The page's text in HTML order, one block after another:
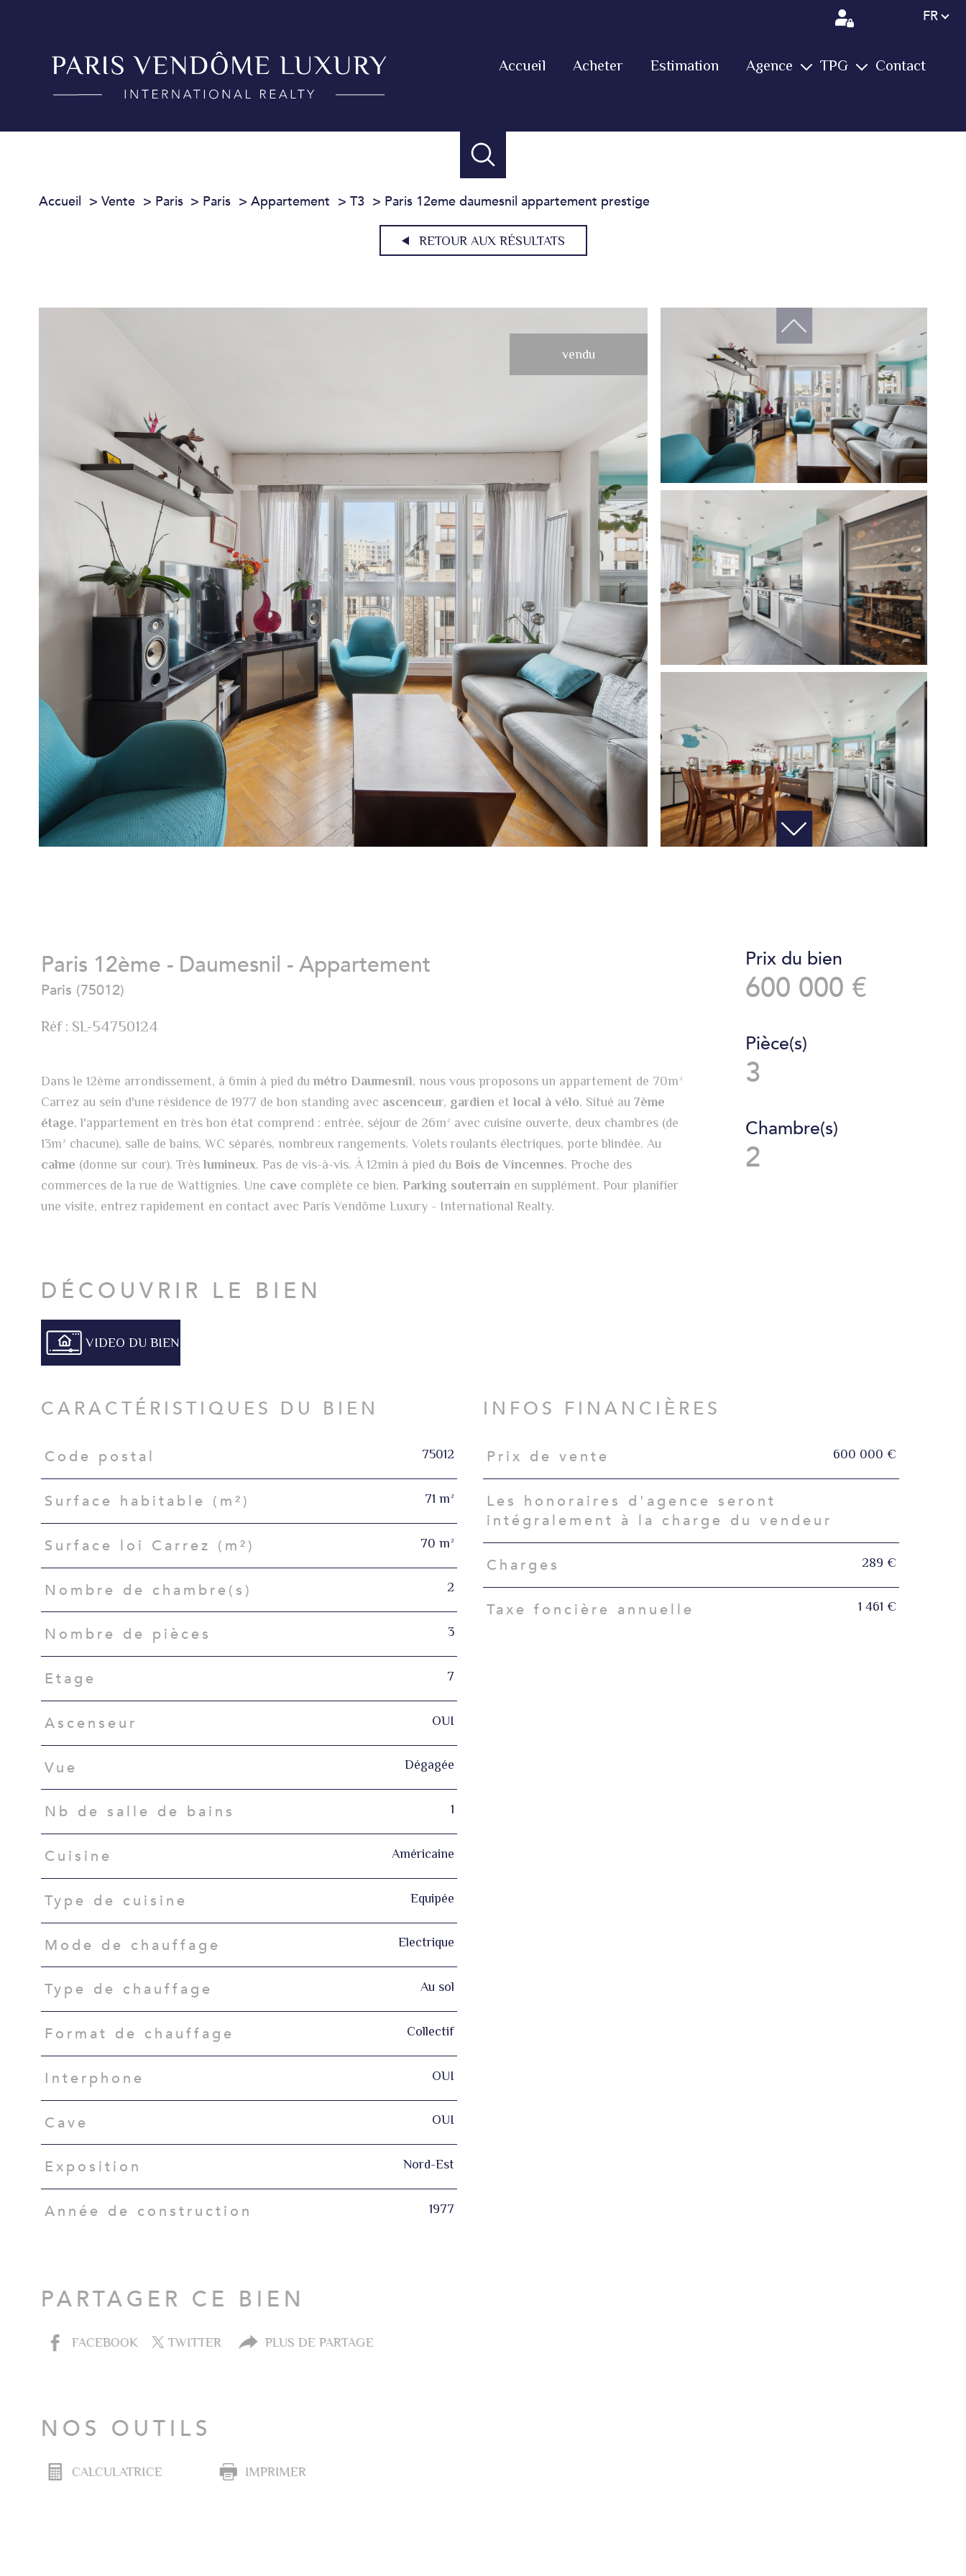
Langue
FR
Accueil Acheter Estimation Agence TPG Contact
Accueil Vente Paris Paris Appartement T3 Paris 12eme daumesnil appartement prestige
RETOUR AUX RÉSULTATS
vendu
Paris 12ème - Daumesnil - Appartement
Paris (75012)
Réf : SL-54750124
Dans le 12ème arrondissement, à 6min à pied dumétro Daumesnil, nous vous proposons un appartement de 70m²
Carrez au sein d'une résidence de 1977 de bon standing avec ascenceur, gardien et local à vélo. Situé au 7ème
étage, l'appartement en très bon état comprend : entrée, séjour de 26m² avec cuisine ouverte, deux chambres (de
13m² chacune), salle de bains, WC séparés, nombreux rangements. Volets roulants électriques, porte blindée. Au
calme (donne sur cour). Trèslumineux. Pas de vis-à-vis. À 12min à pied du Bois de Vincennes. Proche des
commerces de la rue de Wattignies. Une cave complète ce bien. Parking souterrain en supplément. Pour planifier
une visite, entrez rapidement en contact avec Paris Vendôme Luxury - International Realty.
DÉCOUVRIR LE BIEN
VIDEO DU BIEN
Prix du bien
600 000 €
Pièce(s)
3
Chambre(s)
2
CARACTÉRISTIQUES DU BIEN
Caractéristiques Valeurs
Code postal 75012
Surface habitable (m²) 71 m²
Surface loi Carrez (m²) 70 m²
Nombre de chambre(s) 2
Nombre de pièces 3
Etage 7
Ascenseur OUI
Vue Dégagée
Nb de salle de bains 1
Cuisine Américaine
Type de cuisine Equipée
Mode de chauffage Electrique
Type de chauffage Au sol
Format de chauffage Collectif
Interphone OUI
Cave OUI
Exposition Nord-Est
Année de construction 1977
INFOS FINANCIÈRES
Caractéristiques Valeurs
Prix de vente 600 000 €
Les honoraires d'agence seront
intégralement à la charge du vendeur
Charges 289 €
Taxe foncière annuelle 1 461 €
PARTAGER CE BIEN
FACEBOOK TWITTER PLUS DE PARTAGE
NOS OUTILS
CALCULATRICE IMPRIMER